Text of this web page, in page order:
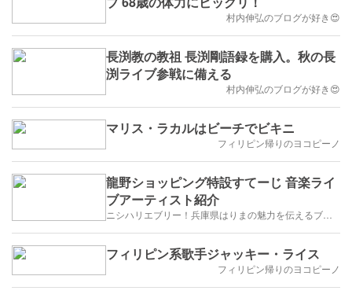
村内伸弘のブログが好き😍
長渕教の教祖 長渕剛語録を購入。秋の長
渕ライブ参戦に備える
村内伸弘のブログが好き😍
マリス・ラカルはビーチでビキニ
フィリピン帰りのヨコピーノ
龍野ショッピング特設すてーじ 音楽ライ
ブアーティスト紹介
フィリピン系歌手ジャッキー・ライス
フィリピン帰りのヨコピーノ